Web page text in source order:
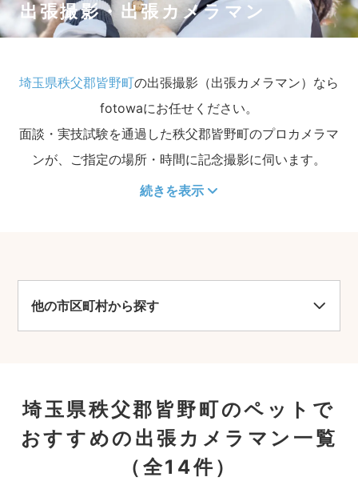
出張撮影・出張カメラマン
埼玉県秩父郡皆野町の出張撮影（出張カメラマン）なら
fotowaにお任せください。
面談・実技試験を通過した秩父郡皆野町のプロカメラマ
ンが、ご指定の場所・時間に記念撮影に伺います。
続きを表示
他の市区町村から探す
埼玉県秩父郡皆野町のペットで
おすすめの出張カメラマン一覧
（全14件）